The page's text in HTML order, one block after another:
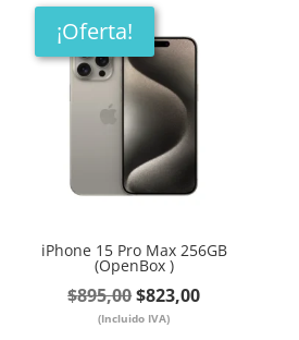
¡Oferta!
iPhone 15 Pro Max 256GB
(OpenBox )
$895,00El
precio
$823,00El
(Incluido IVA)